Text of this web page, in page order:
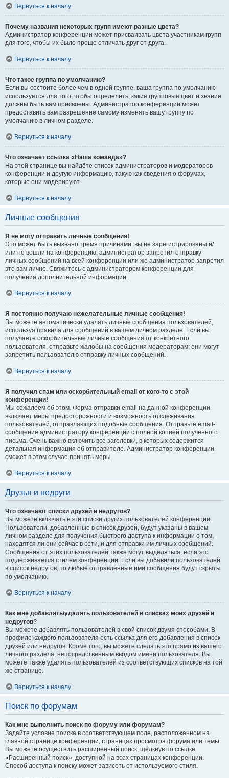
Вернуться к началу
Почему названия некоторых групп имеют разные цвета?
Администратор конференции может присваивать цвета участникам групп
для того, чтобы их было проще отличать друг от друга.
Вернуться к началу
Что такое группа по умолчанию?
Если вы состоите более чем в одной группе, ваша группа по умолчанию
используется для того, чтобы определить, какие групповые цвет и звание
должны быть вам присвоены. Администратор конференции может
предоставить вам разрешение самому изменять вашу группу по
умолчанию в личном разделе.
Вернуться к началу
Что означает ссылка «Наша команда»?
На этой странице вы найдёте список администраторов и модераторов
конференции и другую информацию, такую как сведения о форумах,
которые они модерируют.
Вернуться к началу
Личные сообщения
Я не могу отправить личные сообщения!
Это может быть вызвано тремя причинами: вы не зарегистрированы и/
или не вошли на конференцию, администратор запретил отправку
личных сообщений на всей конференции или же администратор запретил
это вам лично. Свяжитесь с администратором конференции для
получения дополнительной информации.
Вернуться к началу
Я постоянно получаю нежелательные личные сообщения!
Вы можете автоматически удалять личные сообщения пользователей,
используя правила для сообщений в вашем личном разделе. Если вы
получаете оскорбительные личные сообщения от конкретного
пользователя, отправьте жалобы на сообщения модераторам; они могут
запретить пользователю отправку личных сообщений.
Вернуться к началу
Я получил спам или оскорбительный email от кого-то с этой
конференции!
Мы сожалеем об этом. Форма отправки email на данной конференции
включает меры предосторожности и возможность отслеживания
пользователей, отправляющих подобные сообщения. Отправьте email-
сообщение администратору конференции с полной копией полученного
письма. Очень важно включить все заголовки, в которых содержится
детальная информация об отправителе. Администратор конференции
сможет в этом случае принять меры.
Вернуться к началу
Друзья и недруги
Что означают списки друзей и недругов?
Вы можете включать в эти списки других пользователей конференции.
Пользователи, добавленные в список друзей, будут указаны в вашем
личном разделе для получения быстрого доступа к информации о том,
находятся ли они сейчас в сети, и для отправки им личных сообщений.
Сообщения от этих пользователей также могут выделяться, если это
поддерживается стилем конференции. Если вы добавили пользователей
в список недругов, то любые отправленные ими сообщения будут скрыты
по умолчанию.
Вернуться к началу
Как мне добавлять/удалять пользователей в списках моих друзей и
недругов?
Вы можете добавлять пользователей в свой список двумя способами. В
профиле каждого пользователя есть ссылка для его добавления в список
друзей или недругов. Кроме того, вы можете сделать это прямо из вашего
личного раздела, непосредственным вводом имени пользователя. Вы
можете также удалять пользователей из соответствующих списков на той
же странице.
Вернуться к началу
Поиск по форумам
Как мне выполнить поиск по форуму или форумам?
Задайте условие поиска в соответствующем поле, расположенном на
главной странице конференции, страницах просмотра форума или темы.
Вы можете осуществить расширенный поиск, щёлкнув по ссылке
«Расширенный поиск», доступной на всех страницах конференции.
Способ доступа к поиску может зависеть от используемого стиля.